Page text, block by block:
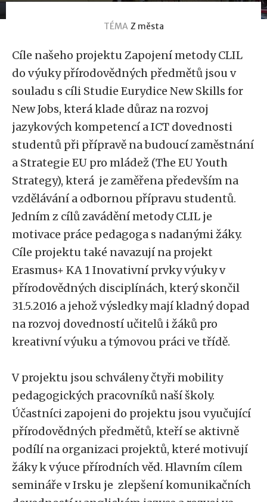
TÉMA Z města
Cíle našeho projektu Zapojení metody CLIL
do výuky přírodovědných předmětů jsou v
souladu s cíli Studie Eurydice New Skills for
New Jobs, která klade důraz na rozvoj
jazykových kompetencí a ICT dovednosti
studentů při přípravě na budoucí zaměstnání
a Strategie EU pro mládež (The EU Youth
Strategy), která je zaměřena především na
vzdělávání a odbornou přípravu studentů.
Jedním z cílů zavádění metody CLIL je
motivace práce pedagoga s nadanými žáky.
Cíle projektu také navazují na projekt
Erasmus+ KA 1 Inovativní prvky výuky v
přírodovědných disciplínách, který skončil
31.5.2016 a jehož výsledky mají kladný dopad
na rozvoj dovedností učitelů i žáků pro
kreativní výuku a týmovou práci ve třídě.
V projektu jsou schváleny čtyři mobility
pedagogických pracovníků naší školy.
Účastníci zapojeni do projektu jsou vyučující
přírodovědných předmětů, kteří se aktivně
podílí na organizaci projektů, které motivují
žáky k výuce přírodních věd. Hlavním cílem
semináře v Irsku je zlepšení komunikačních